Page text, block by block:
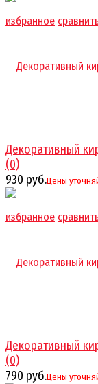
избранное
избранное
Декоративный
(0)
930 руб.Цены
Декоративный
(0)
790 руб.Цены